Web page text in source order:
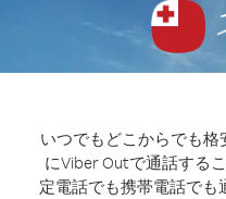
いつでもどこからでも
にViber Outで通話する
定電話でも携帯電話でも